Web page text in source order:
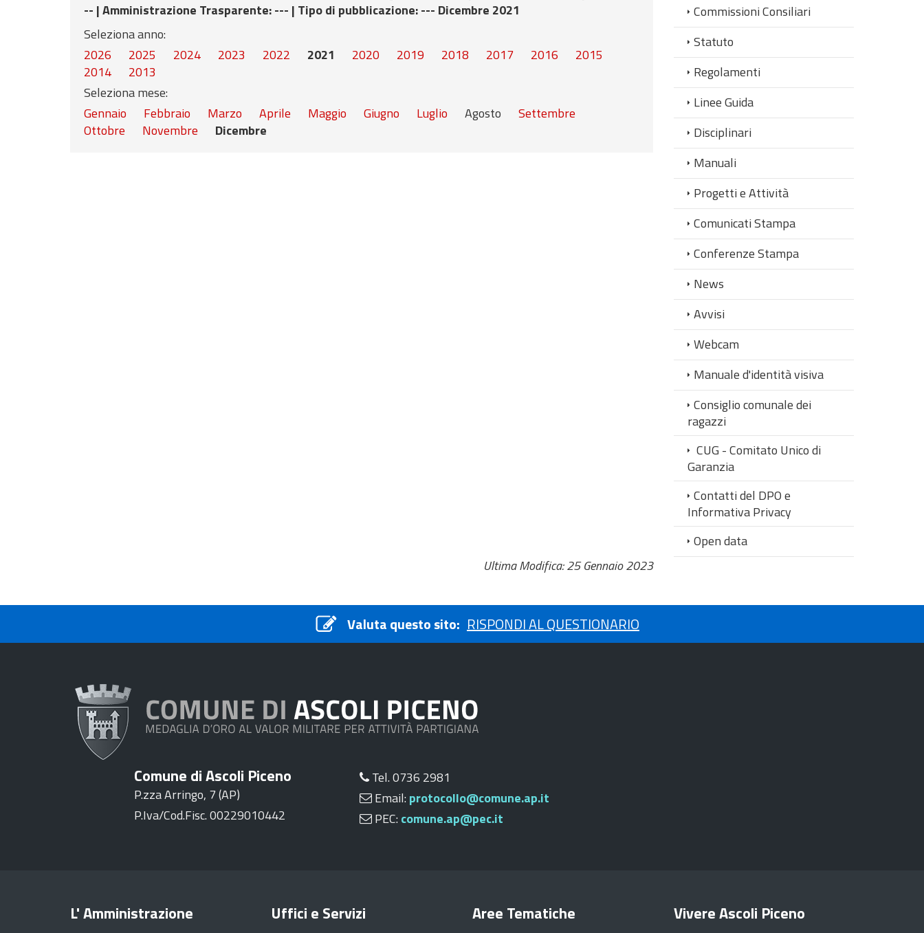
-- |Amministrazione Trasparente: --- | Tipo di pubblicazione: --- Dicembre 2021
Seleziona anno:
2026
2025 2024 2023 2022 2021 2020 2019 2018 2017 2016
2015
2014
2013
Seleziona mese:
Gennaio
Febbraio Marzo Aprile Maggio Giugno Luglio Agosto
Settembre
Ottobre
Novembre Dicembre
Commissioni Consiliari
Statuto
Regolamenti
Linee Guida
Disciplinari
Manuali
Progetti e Attività
Comunicati Stampa
Conferenze Stampa
News
Avvisi
Webcam
Manuale d'identità visiva
Consiglio comunale dei
ragazzi
CUG - Comitato Unico di
Garanzia
Contatti del DPO e
Informativa Privacy
Open data
Ultima Modifica: 25 Gennaio 2023
Valuta questo sito: RISPONDI AL QUESTIONARIO
Comune di Ascoli Piceno
P.zza Arringo, 7 (AP)
P.Iva/Cod.Fisc. 00229010442
Tel. 0736 2981
Email: protocollo@comune.ap.it
PEC: comune.ap@pec.it
L' Amministrazione Uffici e Servizi Aree Tematiche Vivere Ascoli Piceno